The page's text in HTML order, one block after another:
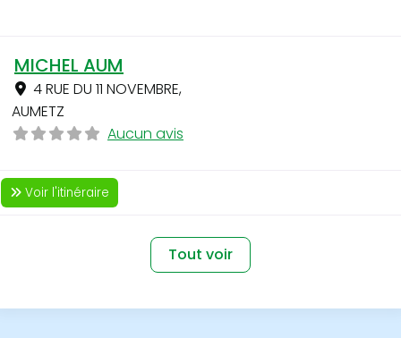
MICHEL AUM
4 RUE DU 11 NOVEMBRE,
AUMETZ
Aucun avis
Voir l'itinéraire
Tout voir